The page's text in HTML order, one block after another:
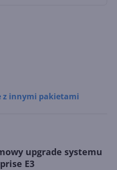
z innymi pakietami
upgrade systemu
E3